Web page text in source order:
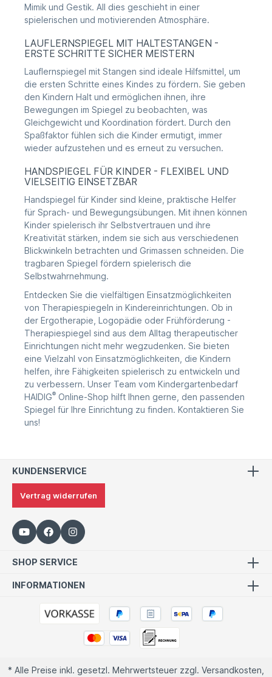
Mimik und Gestik. All dies geschieht in einer
spielerischen und motivierenden Atmosphäre.
LAUFLERNSPIEGEL MIT HALTESTANGEN -
ERSTE SCHRITTE SICHER MEISTERN
Lauflernspiegel mit Stangen sind ideale Hilfsmittel, um
die ersten Schritte eines Kindes zu fördern. Sie geben
den Kindern Halt und ermöglichen ihnen, ihre
Bewegungen im Spiegel zu beobachten, was
Gleichgewicht und Koordination fördert. Durch den
Spaßfaktor fühlen sich die Kinder ermutigt, immer
wieder aufzustehen und es erneut zu versuchen.
HANDSPIEGEL FÜR KINDER - FLEXIBEL UND
VIELSEITIG EINSETZBAR
Handspiegel für Kinder sind kleine, praktische Helfer
für Sprach- und Bewegungsübungen. Mit ihnen können
Kinder spielerisch ihr Selbstvertrauen und ihre
Kreativität stärken, indem sie sich aus verschiedenen
Blickwinkeln betrachten und Grimassen schneiden. Die
tragbaren Spiegel fördern spielerisch die
Selbstwahrnehmung.
Entdecken Sie die vielfältigen Einsatzmöglichkeiten
von Therapiespiegeln in Kindereinrichtungen. Ob in
der Ergotherapie, Logopädie oder Frühförderung -
Therapiespiegel sind aus dem Alltag therapeutischer
Einrichtungen nicht mehr wegzudenken. Sie bieten
eine Vielzahl von Einsatzmöglichkeiten, die Kindern
helfen, ihre Fähigkeiten spielerisch zu entwickeln und
zu verbessern. Unser Team vom Kindergartenbedarf
HAIDIG® Online-Shop hilft Ihnen gerne, den passenden
Spiegel für Ihre Einrichtung zu finden. Kontaktieren Sie
uns!
KUNDENSERVICE
Vertrag widerrufen
SHOP SERVICE
INFORMATIONEN
* Alle Preise inkl. gesetzl. Mehrwertsteuer zzgl. Versandkosten